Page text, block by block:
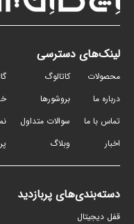
لینک‌های دسترسی
محصولات
درباره ما
تماس با ما
اخبار
کاتالوگ
بروشورها
سوالات متداول
وبلاگ
دسته‌بندی‌های پربازدید
قفل دیجیتال